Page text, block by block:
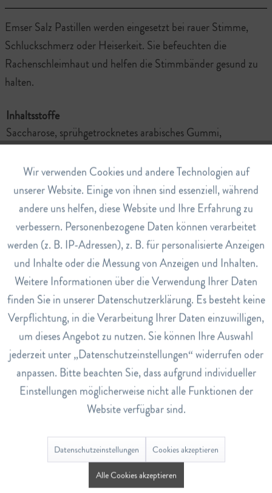
Emser Salz Pastillen werden eingesetzt bei rauer Stimme,
Schluckschmerz oder Heiserkeit. Sie befeuchten die
Rachenschleimhaut und helfen die Stimmbänder gesund zu
halten.
Inhaltsstoffe
Saccharose, sprühgetrocknetes arabisches Gummi,
Saccharose,
Hinweise
Vegan. Hergestellt in Deutschland.
Dosierung
Je nach Bedarf bis zu 6x täglich 1-2 Pastillen im Mund
zergehen lassen.
Art.Nr.
6655446
EAN
4260048437954
Lagerbestand
Bewertungen
Bewertungen lesen, schreiben und diskutieren...
mehr
Funktionale Aktiv
Marketing Inaktiv
Tracking Inaktiv
Service Inaktiv
Wir verwenden Cookies und andere Technologien auf
unserer Website. Einige von ihnen sind essenziell, während
andere uns helfen, diese Website und Ihre Erfahrung zu
verbessern. Personenbezogene Daten können verarbeitet
werden (z. B. IP-Adressen), z. B. für personalisierte Anzeigen
und Inhalte oder die Messung von Anzeigen und Inhalten.
Weitere Informationen über die Verwendung Ihrer Daten
finden Sie in unserer Datenschutzerklärung. Es besteht keine
Verpflichtung, in die Verarbeitung Ihrer Daten einzuwilligen,
um dieses Angebot zu nutzen. Sie können Ihre Auswahl
jederzeit unter „Datenschutzeinstellungen“ widerrufen oder
anpassen. Bitte beachten Sie, dass aufgrund individueller
Einstellungen möglicherweise nicht alle Funktionen der
Website verfügbar sind.
Datenschutzeinstellungen Cookies akzeptieren
Alle Cookies akzeptieren